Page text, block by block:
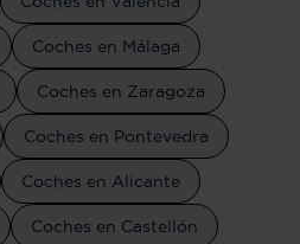
Coches en Málaga
Coches en Zaragoza
Coches en Pontevedra
Coches en Alicante
Coches en Castellón